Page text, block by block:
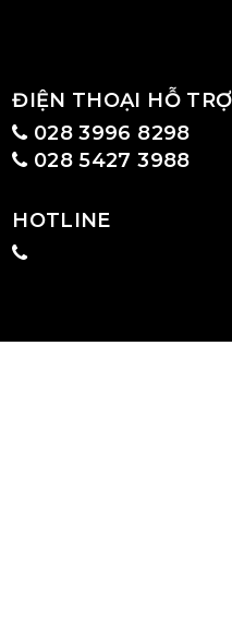
ĐIỆN THOẠI HỖ TRỢ
028 3996 8298
028 5427 3988
HOTLINE